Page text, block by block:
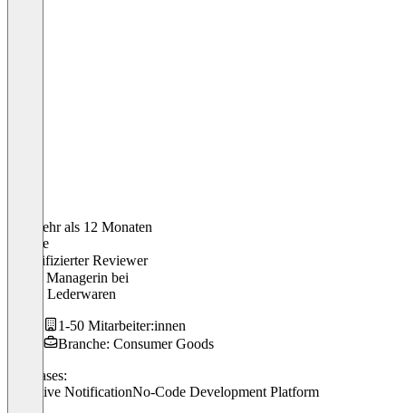
Vor mehr als 12 Monaten
Nadine
Verifizierter Reviewer
Brand Managerin bei
Stratic Lederwaren
1-50 Mitarbeiter:innen
Branche: Consumer Goods
Use cases:
Proactive NotificationNo-Code Development Platform